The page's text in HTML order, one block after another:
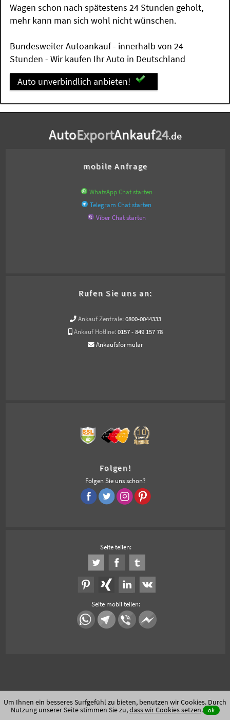
Wagen schon nach spätestens 24 Stunden geholt,
mehr kann man sich wohl nicht wünschen.
Bundesweiter Autoankauf - innerhalb von 24
Stunden - Wir kaufen Ihr Auto in Deutschland
Auto unverbindlich anbieten!
AutoExportAnkauf24.de
mobile Anfrage
WhatsApp Chat starten
Telegram Chat starten
Viber Chat starten
Rufen Sie uns an:
Ankauf Zentrale: 0800-0044333
Ankauf Hotline: 0157 - 849 157 78
Ankaufsformular
Folgen!
Folgen Sie uns schon?
Seite teilen:
Seite mobil teilen:
Unfallauto verkaufen Auto Export Afrika, Osteuropa und
Um Ihnen ein besseres Surfgefühl zu bieten, benutzen wir Cookies. Durch
Nutzung unserer Seite stimmen Sie zu,dass wir Cookies setzen. ok